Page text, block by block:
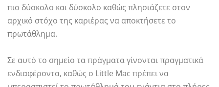
πιο δύσκολο και δύσκολο καθώς πλησιάζετε στον
αρχικό στόχο της καριέρας να αποκτήσετε το
πρωτάθλημα.
Σε αυτό το σημείο τα πράγματα γίνονται πραγματικά
ενδιαφέροντα, καθώς ο Little Mac πρέπει να